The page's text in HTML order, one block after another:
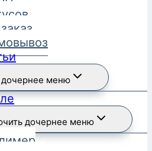
меню
дочернее меню